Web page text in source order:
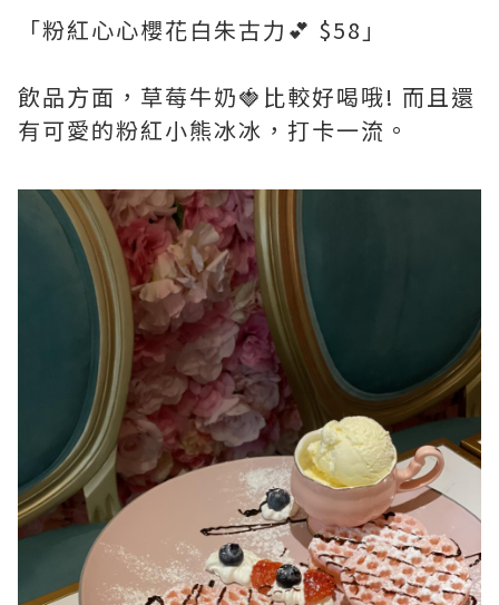
「粉紅心心櫻花白朱古力💕 $58」
飲品方面，草莓牛奶🍓比較好喝哦! 而且還
有可愛的粉紅小熊冰冰，打卡一流。